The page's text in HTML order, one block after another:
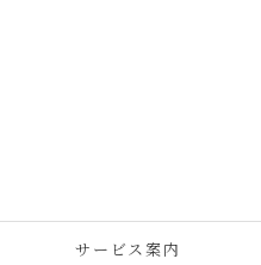
サービス案内